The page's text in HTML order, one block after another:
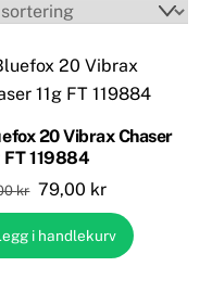
20 Vibrax Chaser
FT 119884
kr Opprinnelig
pris
var:
79,00 krNåværende
pris
er:
i handlekurv